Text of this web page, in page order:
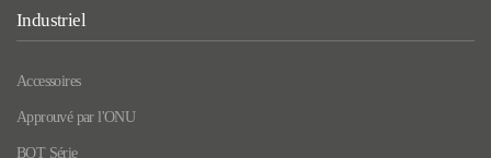
Industriel
Accessoires
Approuvé par l'ONU
BOT Série